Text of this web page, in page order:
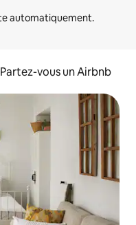
Partez-vous un Airbnb